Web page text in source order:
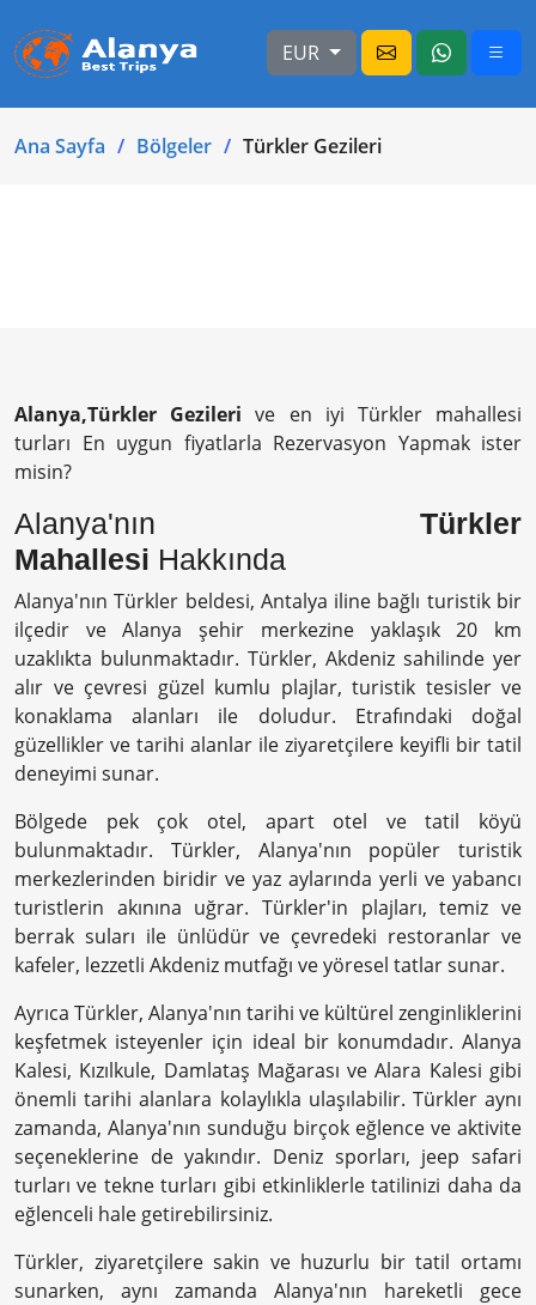
EUR
Ana Sayfa Bölgeler Türkler Gezileri
Alanya,Türkler Gezileri ve en iyi Türkler mahallesi
turları En uygun fiyatlarla Rezervasyon Yapmak ister
misin?
Alanya'nın Türkler
Mahallesi Hakkında
Alanya'nın Türkler beldesi, Antalya iline bağlı turistik bir
ilçedir ve Alanya şehir merkezine yaklaşık 20 km
uzaklıkta bulunmaktadır. Türkler, Akdeniz sahilinde yer
alır ve çevresi güzel kumlu plajlar, turistik tesisler ve
konaklama alanları ile doludur. Etrafındaki doğal
güzellikler ve tarihi alanlar ile ziyaretçilere keyifli bir tatil
deneyimi sunar.
Bölgede pek çok otel, apart otel ve tatil köyü
bulunmaktadır. Türkler, Alanya'nın popüler turistik
merkezlerinden biridir ve yaz aylarında yerli ve yabancı
turistlerin akınına uğrar. Türkler'in plajları, temiz ve
berrak suları ile ünlüdür ve çevredeki restoranlar ve
kafeler, lezzetli Akdeniz mutfağı ve yöresel tatlar sunar.
Ayrıca Türkler, Alanya'nın tarihi ve kültürel zenginliklerini
keşfetmek isteyenler için ideal bir konumdadır. Alanya
Kalesi, Kızılkule, Damlataş Mağarası ve Alara Kalesi gibi
önemli tarihi alanlara kolaylıkla ulaşılabilir. Türkler aynı
zamanda, Alanya'nın sunduğu birçok eğlence ve aktivite
seçeneklerine de yakındır. Deniz sporları, jeep safari
turları ve tekne turları gibi etkinliklerle tatilinizi daha da
eğlenceli hale getirebilirsiniz.
Türkler, ziyaretçilere sakin ve huzurlu bir tatil ortamı
sunarken, aynı zamanda Alanya'nın hareketli gece